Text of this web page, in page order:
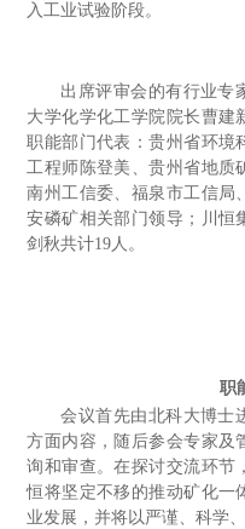
入工业试验阶段。
出席评审会的有行业专
大学化学化工学院院长曹建
职能部门代表：贵州省环境
工程师陈登美、贵州省地质
南州工信委、福泉市工信局
安磷矿相关部门领导；川恒
剑秋共计19人。
职
会议首先由北科大博士
方面内容，随后参会专家及
询和审查。在探讨交流环节
恒将坚定不移的推动矿化一
业发展，并将以严谨、科学